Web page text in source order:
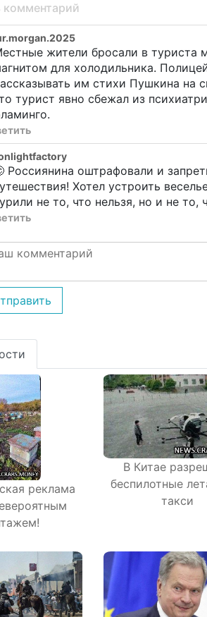
комментарий
жители бросали в туриста
для холодильника.
им стихи Пушкина на
турист явно сбежал из
Россиянина оштрафовали и
Хотел устроить
не то, что нельзя, но и не
реклама
В Китае
беспилотные
такси